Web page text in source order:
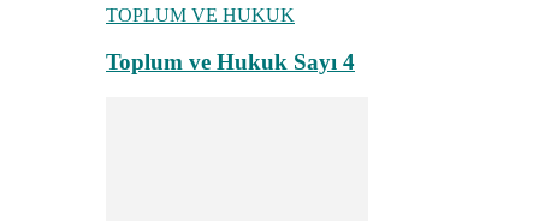
TOPLUM VE HUKUK
Toplum ve Hukuk Sayı 4